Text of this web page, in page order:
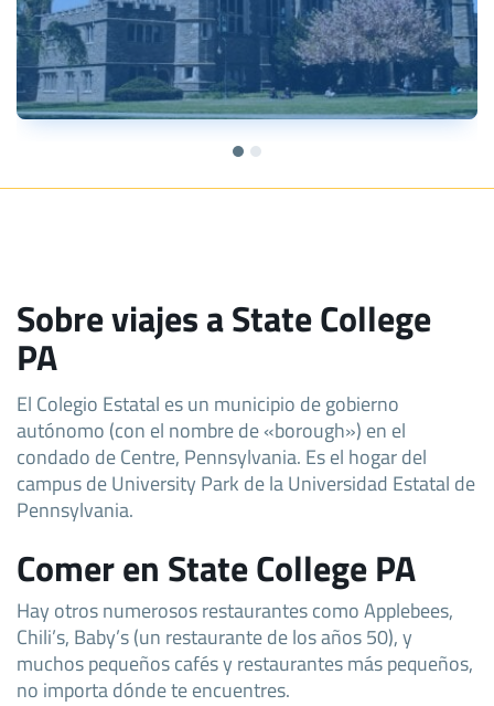
Sobre viajes a State College
PA
El Colegio Estatal es un municipio de gobierno
autónomo (con el nombre de «borough») en el
condado de Centre, Pennsylvania. Es el hogar del
campus de University Park de la Universidad Estatal de
Pennsylvania.
Comer en State College PA
Hay otros numerosos restaurantes como Applebees,
Chili’s, Baby’s (un restaurante de los años 50), y
muchos pequeños cafés y restaurantes más pequeños,
no importa dónde te encuentres.